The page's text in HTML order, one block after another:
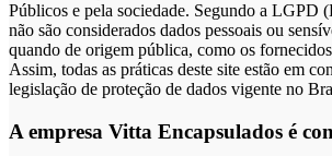
Públicos e pela sociedade. Segundo a LGPD
não são considerados dados pessoais ou
quando de origem pública, como os
Assim, todas as práticas deste site estão em
legislação de proteção de dados vigente no
A empresa Vitta Encapsulados é